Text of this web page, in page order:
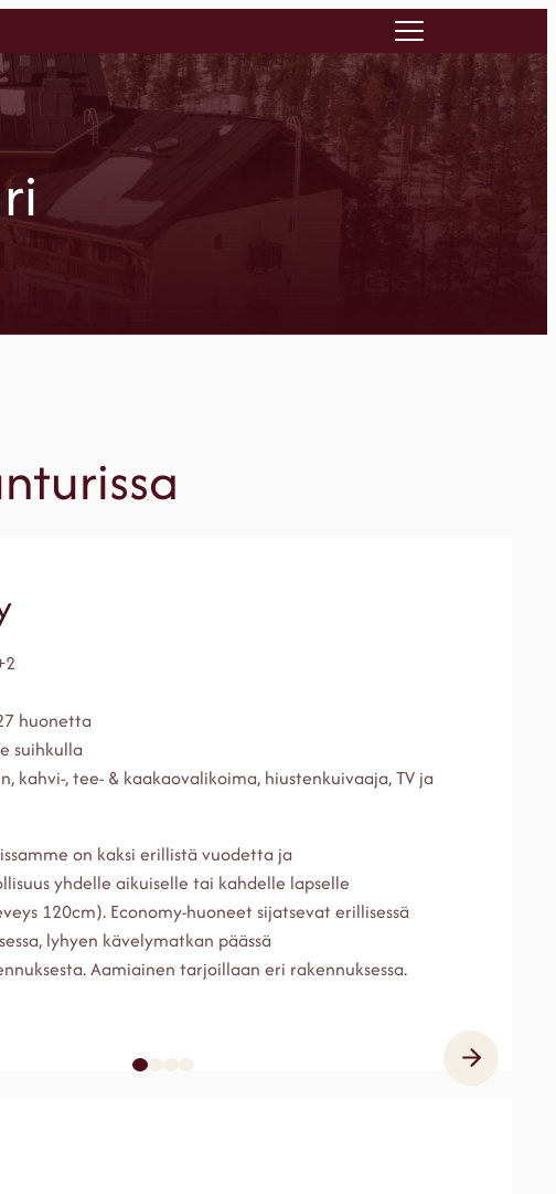
huonetta
suihkulla
kahvi-, tee- & kaakaovalikoima, hiustenkuivaaja, TV ja
on kaksi erillistä vuodetta ja
yhdelle aikuiselle tai kahdelle lapselle
120cm). Economy-huoneet sijatsevat erillisessä
lyhyen kävelymatkan päässä
Aamiainen tarjoillaan eri rakennuksessa.